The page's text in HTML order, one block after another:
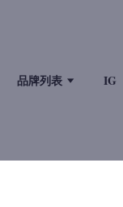
品牌列表 IG